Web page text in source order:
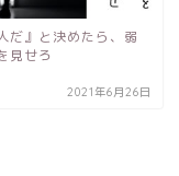
だ』と決めたら、弱
見せろ
2021年6月26日